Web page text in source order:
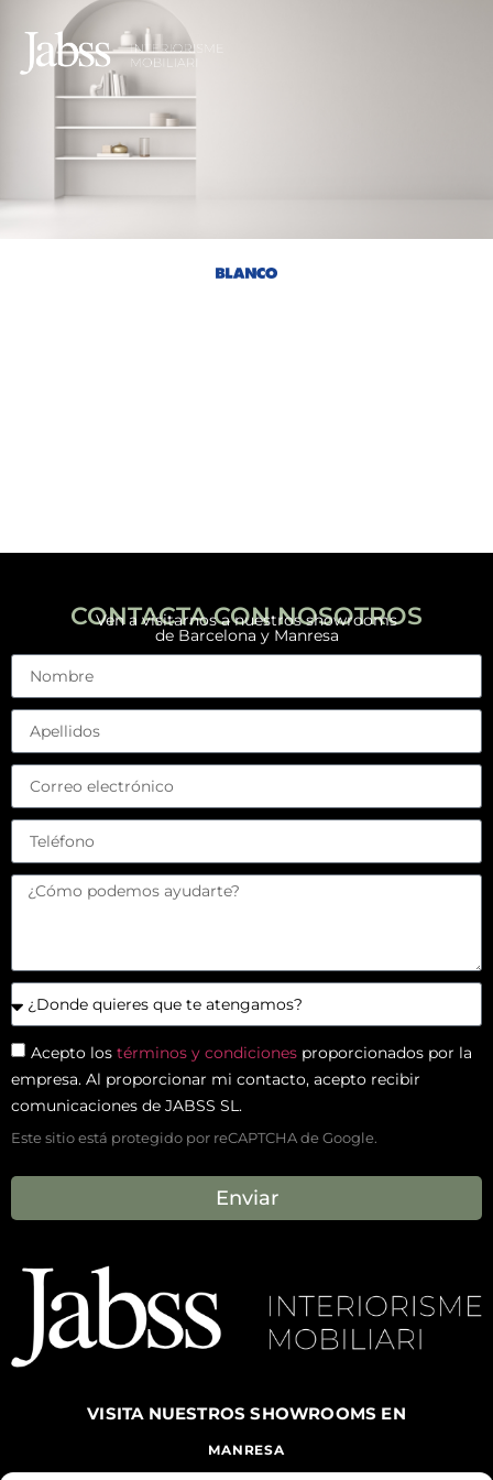
CONTACTA CON NOSOTROS
Ven a visitarnos a nuestros showrooms
de Barcelona y Manresa
Acepto los términos y condiciones proporcionados por la
empresa. Al proporcionar mi contacto, acepto recibir
comunicaciones de JABSS SL.
Este sitio está protegido por reCAPTCHA de Google.
Enviar
VISITA NUESTROSSHOWROOMS EN
MANRESA